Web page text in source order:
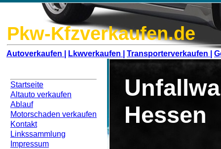
Pkw-Kfzverkaufen.de
Autoverkaufen | Lkwverkaufen | Transporterverkaufen |
Startseite
Altauto verkaufen
Ablauf
Motorschaden verkaufen
Kontakt
Linkssammlung
Impressum
Hessen